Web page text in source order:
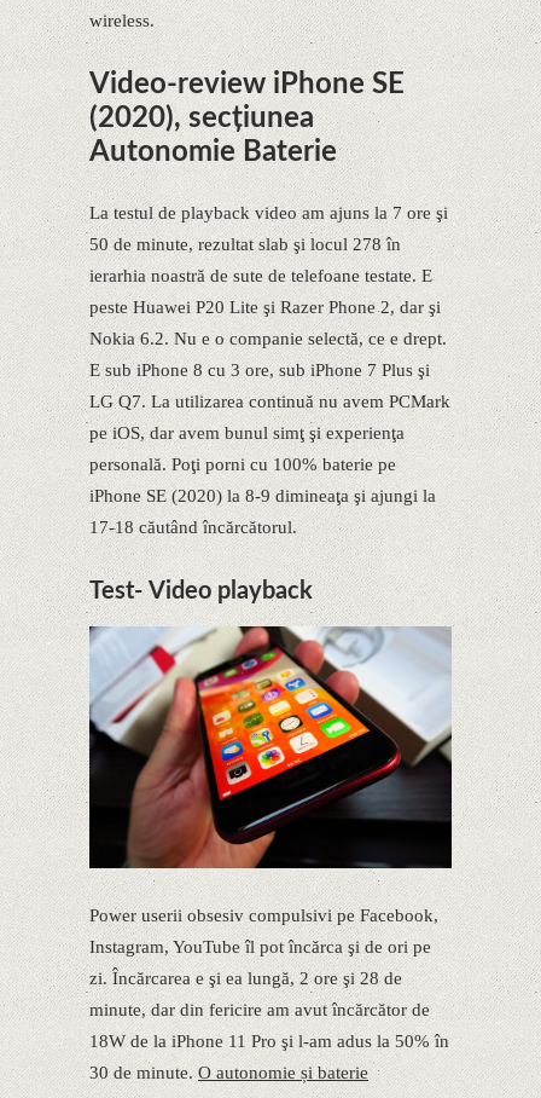
wireless.
Video-review iPhone SE
(2020), secțiunea
Autonomie Baterie
La testul de playback video am ajuns la 7 ore şi
50 de minute, rezultat slab şi locul 278 în
ierarhia noastră de sute de telefoane testate. E
peste Huawei P20 Lite şi Razer Phone 2, dar şi
Nokia 6.2. Nu e o companie selectă, ce e drept.
E sub iPhone 8 cu 3 ore, sub iPhone 7 Plus şi
LG Q7. La utilizarea continuă nu avem PCMark
pe iOS, dar avem bunul simţ şi experienţa
personală. Poţi porni cu 100% baterie pe
iPhone SE (2020) la 8-9 dimineaţa şi ajungi la
17-18 căutând încărcătorul.
Test- Video playback
Power userii obsesiv compulsivi pe Facebook,
Instagram, YouTube îl pot încărca şi de ori pe
zi. Încărcarea e şi ea lungă, 2 ore şi 28 de
minute, dar din fericire am avut încărcător de
18W de la iPhone 11 Pro şi l-am adus la 50% în
30 de minute.O autonomie și baterie